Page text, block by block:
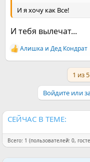
И я хочу как Все!
И тебя вылечат...
Р
е
Алишка и Дед Кондрат
1 из 5
Войдите или
СЕЙЧАС В ТЕМЕ:
Всего: 1 (пользователей: 0,